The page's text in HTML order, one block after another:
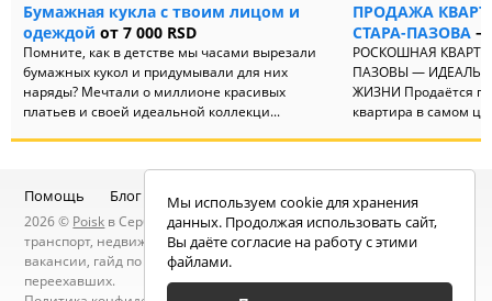
Бумажная кукла с твоим лицом и
одеждой от 7 000 RSD
Помните, как в детстве мы часами вырезали
бумажных кукол и придумывали для них
наряды? Мечтали о миллионе красивых
платьев и своей идеальной коллекци...
ПРОДАЖА
СТАРА-ПАЗОВА—
РОСКОШНАЯ
ПАЗОВЫ —
ЖИЗНИ Продаётся
квартира в самом
Помощь Блог Telegram-канал Чат
2026 © Poisk в Сербии — услуги специалистов, объявления:
транспорт, недвижимость, электроника, мебель, работа и
вакансии, гайд по Сербии, статьи, новости, посты людей, карта
переехавших.
Мы используем cookie для хранения
данных. Продолжая использовать сайт,
Вы даёте согласие на работу с этими
файлами.